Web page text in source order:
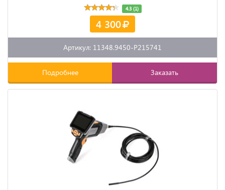
4.3 (1)
4 300
Артикул: 11348.9450-P215741
Подробнее Заказать